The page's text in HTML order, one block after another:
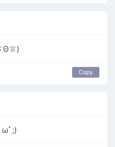
Θㆆ)
Copy
ωﾟ;)